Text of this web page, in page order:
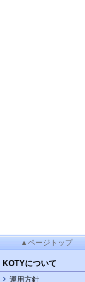
▲ページトップ
KOTYについて
運用方針